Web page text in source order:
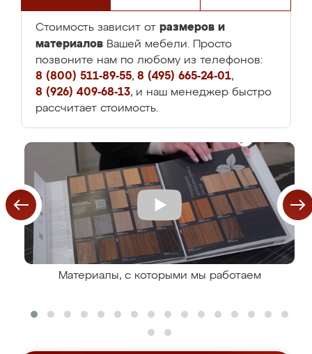
Стоимость зависит от размеров и
материалов Вашей мебели. Просто
позвоните нам по любому из телефонов:
8 (800) 511-89-55, 8 (495) 665-24-01,
8 (926) 409-68-13, и наш менеджер быстро
рассчитает стоимость.
Материалы, с которыми мы работаем